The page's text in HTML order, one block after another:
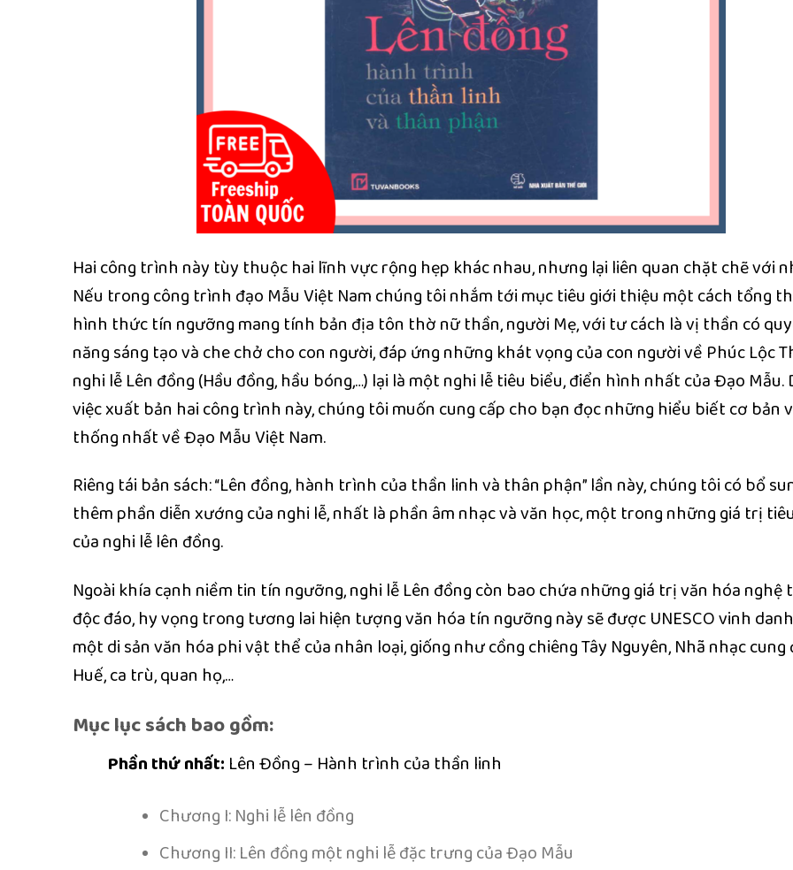
Hai công trình này tùy thuộc hai lĩnh vực rộng hẹp khác nhau, nhưng lại liên quan chặt chẽ với
Nếu trong công trình đạo Mẫu Việt Nam chúng tôi nhắm tới mục tiêu giới thiệu một cách tổng
hình thức tín ngưỡng mang tính bản địa tôn thờ nữ thần, người Mẹ, với tư cách là vị thần có
năng sáng tạo và che chở cho con người, đáp ứng những khát vọng của con người về Phúc Lộc
nghi lễ Lên đồng (Hầu đồng, hầu bóng,…) lại là một nghi lễ tiêu biểu, điển hình nhất của Đạo Mẫu.
việc xuất bản hai công trình này, chúng tôi muốn cung cấp cho bạn đọc những hiểu biết cơ bản
thống nhất về Đạo Mẫu Việt Nam.
Riêng tái bản sách: “Lên đồng, hành trình của thần linh và thân phận” lần này, chúng tôi có bổ
thêm phần diễn xướng của nghi lễ, nhất là phần âm nhạc và văn học, một trong những giá trị
của nghi lễ lên đồng.
Ngoài khía cạnh niềm tin tín ngưỡng, nghi lễ Lên đồng còn bao chứa những giá trị văn hóa nghệ
độc đáo, hy vọng trong tương lai hiện tượng văn hóa tín ngưỡng này sẽ được UNESCO vinh
một di sản văn hóa phi vật thể của nhân loại, giống như cồng chiêng Tây Nguyên, Nhã nhạc cung
Huế, ca trù, quan họ,…
Mục lục sách bao gồm:
Phần thứ nhất: Lên Đồng – Hành trình của thần linh
Chương I: Nghi lễ lên đồng
Chương II: Lên đồng một nghi lễ đặc trưng của Đạo Mẫu